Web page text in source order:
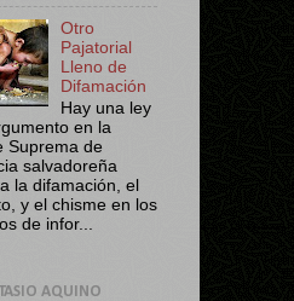
Otro
Pajatorial
Lleno de
Difamación
Hay una ley
en la
Suprema de
salvadoreña
la difamación, el
y el chisme en los
de infor...
AQUINO